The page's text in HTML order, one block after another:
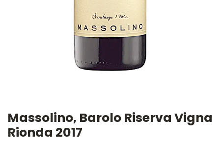
Massolino, Barolo Riserva Vigna
Rionda 2017